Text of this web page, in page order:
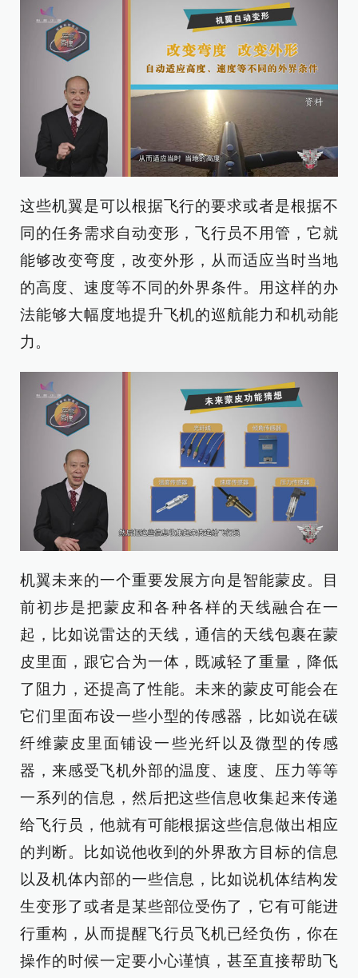
这些机翼是可以根据飞行的要求或者是根据不
同的任务需求自动变形，飞行员不用管，它就
能够改变弯度，改变外形，从而适应当时当地
的高度、速度等不同的外界条件。用这样的办
法能够大幅度地提升飞机的巡航能力和机动能
力。
机翼未来的一个重要发展方向是智能蒙皮。目
前初步是把蒙皮和各种各样的天线融合在一
起，比如说雷达的天线，通信的天线包裹在蒙
皮里面，跟它合为一体，既减轻了重量，降低
了阻力，还提高了性能。未来的蒙皮可能会在
它们里面布设一些小型的传感器，比如说在碳
纤维蒙皮里面铺设一些光纤以及微型的传感
器，来感受飞机外部的温度、速度、压力等等
一系列的信息，然后把这些信息收集起来传递
给飞行员，他就有可能根据这些信息做出相应
的判断。比如说他收到的外界敌方目标的信息
以及机体内部的一些信息，比如说机体结构发
生变形了或者是某些部位受伤了，它有可能进
行重构，从而提醒飞行员飞机已经负伤，你在
操作的时候一定要小心谨慎，甚至直接帮助飞